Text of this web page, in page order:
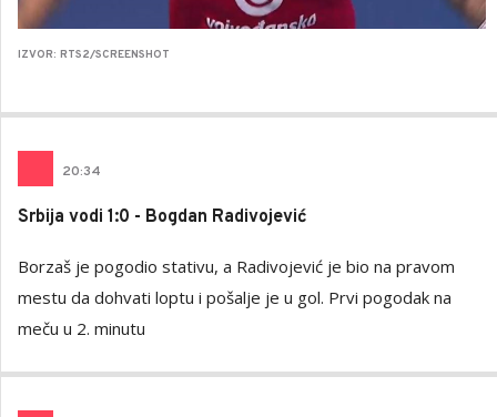
IZVOR: RTS2/SCREENSHOT
20:34
Srbija vodi 1:0 - Bogdan Radivojević
Borzaš je pogodio stativu, a Radivojević je bio na pravom
mestu da dohvati loptu i pošalje je u gol. Prvi pogodak na
meču u 2. minutu